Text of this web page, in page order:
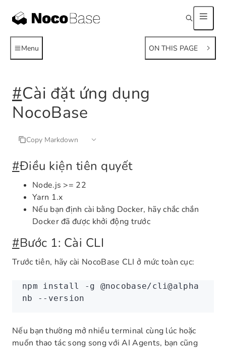
Menu ON THIS PAGE
#Cài đặt ứng dụng
NocoBase
Copy Markdown
#Điều kiện tiên quyết
Node.js >= 22
Yarn 1.x
Nếu bạn định cài bằng Docker, hãy chắc chắn
Docker đã được khởi động trước
#Bước 1: Cài CLI
Trước tiên, hãy cài NocoBase CLI ở mức toàn cục:
npm install -g @nocobase/cli@alpha
nb --version
Nếu bạn thường mở nhiều terminal cùng lúc hoặc
muốn thao tác song song với AI Agents, bạn cũng